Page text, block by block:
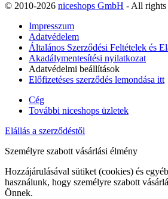
© 2010-2026 niceshops GmbH - All rights
Impresszum
Adatvédelem
Általános Szerződési Feltételek és
Akadálymentesítési nyilatkozat
Adatvédelmi beállítások
Előfizetéses szerződés lemondása itt
Cég
További niceshops üzletek
Elállás a szerződéstől
Személyre szabott vásárlási élmény
Hozzájárulásával sütiket (cookies) és
használunk, hogy személyre szabott
Önnek.